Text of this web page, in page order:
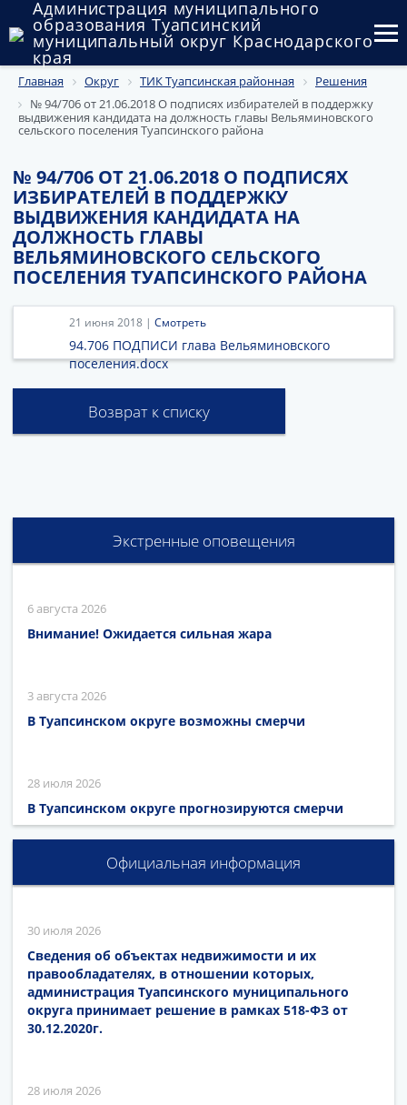
Администрация муниципального
образования Туапсинский
муниципальный округ Краснодарского
края
Округ
Администрация
Государственный и муниципальный контроль
Муниципальное имущество
Публичные слушания и общественные обсуждения
Документы
Главная Округ ТИК Туапсинская районная
Решения
№ 94/706 от 21.06.2018 О подписях избирателей в поддержку
выдвижения кандидата на должность главы Вельяминовского
сельского поселения Туапсинского района
№ 94/706 ОТ 21.06.2018 О ПОДПИСЯХ
ИЗБИРАТЕЛЕЙ В ПОДДЕРЖКУ
ВЫДВИЖЕНИЯ КАНДИДАТА НА
ДОЛЖНОСТЬ ГЛАВЫ
ВЕЛЬЯМИНОВСКОГО СЕЛЬСКОГО
ПОСЕЛЕНИЯ ТУАПСИНСКОГО РАЙОНА
21 июня 2018 | Смотреть
94.706 ПОДПИСИ глава Вельяминовского
поселения.docx
Возврат к списку
Экстренные оповещения
6 августа 2026
Внимание! Ожидается сильная жара
3 августа 2026
В Туапсинском округе возможны смерчи
28 июля 2026
В Туапсинском округе прогнозируются смерчи
Официальная информация
30 июля 2026
Сведения об объектах недвижимости и их
правообладателях, в отношении которых,
администрация Туапсинского муниципального
округа принимает решение в рамках 518-ФЗ от
30.12.2020г.
28 июля 2026